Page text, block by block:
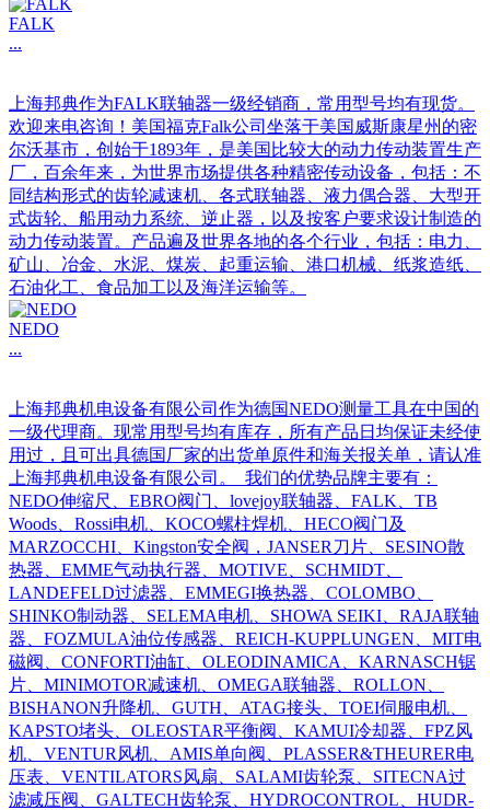
FALK
...
上海邦典作为FALK联轴器一级经销商，常用型号均有现货。
欢迎来电咨询！美国福克Falk公司坐落于美国威斯康星州的密
尔沃基市，创始于1893年，是美国比较大的动力传动装置生产
厂，百余年来，为世界市场提供各种精密传动设备，包括：不
同结构形式的齿轮减速机、各式联轴器、液力偶合器、大型开
式齿轮、船用动力系统、逆止器，以及按客户要求设计制造的
动力传动装置。产品遍及世界各地的各个行业，包括：电力、
矿山、冶金、水泥、煤炭、起重运输、港口机械、纸浆造纸、
石油化工、食品加工以及海洋运输等。
NEDO
...
上海邦典机电设备有限公司作为德国NEDO测量工具在中国的
一级代理商。现常用型号均有库存，所有产品日均保证未经使
用过，且可出具德国厂家的出货单原件和海关报关单，请认准
上海邦典机电设备有限公司。 我们的优势品牌主要有：
NEDO伸缩尺、EBRO阀门、lovejoy联轴器、FALK、TB
Woods、Rossi电机、KOCO螺柱焊机、HECO阀门及
MARZOCCHI、Kingston安全阀，JANSER刀片、SESINO散
热器、EMME气动执行器、MOTIVE、SCHMIDT、
LANDEFELD过滤器、EMMEGI换热器、COLOMBO、
SHINKO制动器、SELEMA电机、SHOWA SEIKI、RAJA联轴
器、FOZMULA油位传感器、REICH-KUPPLUNGEN、MIT电
磁阀、CONFORTI油缸、OLEODINAMICA、KARNASCH锯
片、MINIMOTOR减速机、OMEGA联轴器、ROLLON、
BISHANON升降机、GUTH、ATAG接头、TOEI伺服电机、
KAPSTO堵头、OLEOSTAR平衡阀、KAMUI冷却器、FPZ风
机、VENTUR风机、AMIS单向阀、PLASSER&THEURER电
压表、VENTILATORS风扇、SALAMI齿轮泵、SITECNA过
滤减压阀、GALTECH齿轮泵、HYDROCONTROL、HUDR-